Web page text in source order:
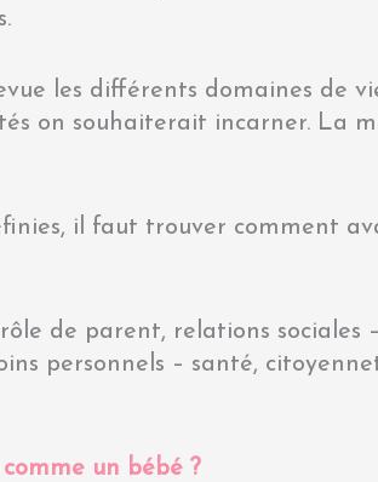
les différents domaines de
on souhaiterait incarner. La
il faut trouver comment
de parent, relations sociales
personnels – santé,
un bébé ?